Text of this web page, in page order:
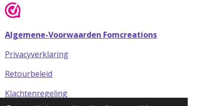
Algemene-Voorwaarden Fomcreations
Privacyverklaring
Retourbeleid
Klachtenregeling